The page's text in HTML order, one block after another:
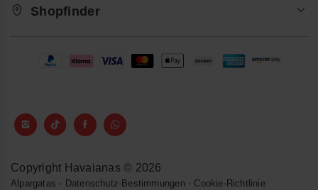
Shopfinder
Copyright Havaianas © 2026
Alpargatas - Datenschutz-Bestimmungen - Cookie-Richtlinie